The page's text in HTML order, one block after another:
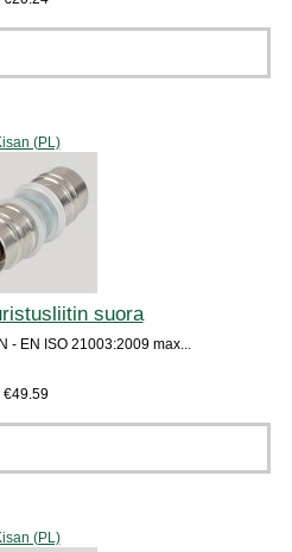
(PL)
suora
- EN ISO 21003:2009 max...
€49.59
(PL)